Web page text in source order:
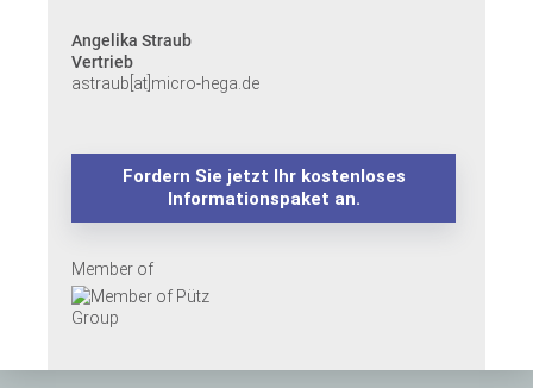
Angelika Straub
Vertrieb
astraub[at]micro-hega.de
Fordern Sie jetzt Ihr kostenloses
Informationspaket an.
Member of